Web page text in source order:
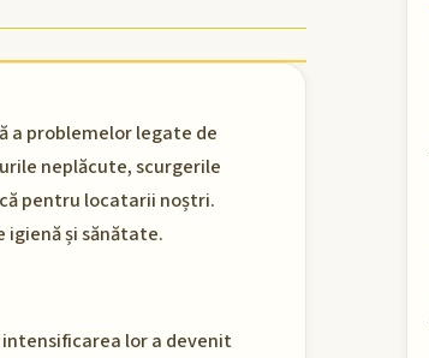
a problemelor legate de
neplăcute, scurgerile
pentru locatarii noștri.
igienă și sănătate.
lor a devenit